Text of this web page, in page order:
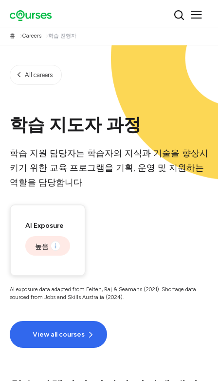
홈 Careers 학습 진행자
All careers
학습 지도자 과정
학습 지원 담당자는 학습자의 지식과 기술을 향상시
키기 위한 교육 프로그램을 기획, 운영 및 지원하는
역할을 담당합니다.
AI Exposure
높음
AI exposure data adapted from Felten, Raj & Seamans (2021). Shortage data
sourced from Jobs and Skills Australia (2024).
View all courses